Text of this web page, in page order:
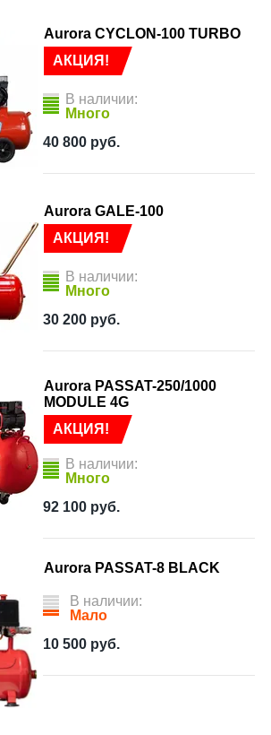
АКЦИЯ!
Aurora CYCLON-100 TURBO
В наличии:
Много
40 800 руб.
АКЦИЯ!
Aurora GALE-100
В наличии:
Много
30 200 руб.
АКЦИЯ!
Aurora PASSAT-250/1000
MODULE 4G
В наличии:
Много
92 100 руб.
Aurora PASSAT-8 BLACK
В наличии:
Мало
10 500 руб.